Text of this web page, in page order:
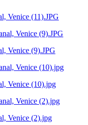
Venice (11).JPG
Venice (9).JPG
Venice (10).jpg
Venice (2).jpg